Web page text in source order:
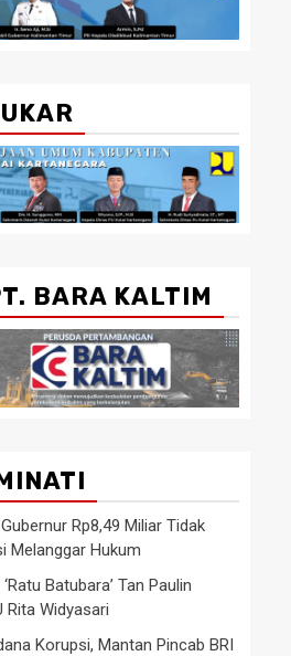
BARA KALTIM
Rp8,49 Miliar Tidak
Melanggar Hukum
Batubara’ Tan Paulin
Rita Widyasari
Korupsi, Mantan Pincab BRI